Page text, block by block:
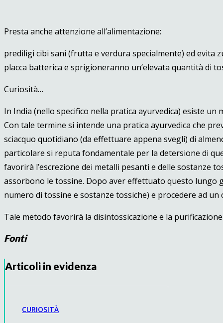
Presta anche attenzione all’alimentazione:
prediligi cibi sani (frutta e verdura specialmente) ed evita
placca batterica e sprigioneranno un’elevata quantità di
Curiosità…
In India (nello specifico nella pratica ayurvedica) esiste
Con tale termine si intende una pratica ayurvedica che
sciacquo quotidiano (da effettuare appena svegli) di
particolare si reputa fondamentale per la detersione di
favorirà l’escrezione dei metalli pesanti e delle sostanze
assorbono le tossine. Dopo aver effettuato questo lungo
numero di tossine e sostanze tossiche) e procedere ad
Tale metodo favorirà la disintossicazione e la
Fonti
Articoli in evidenza
CURIOSITÀ